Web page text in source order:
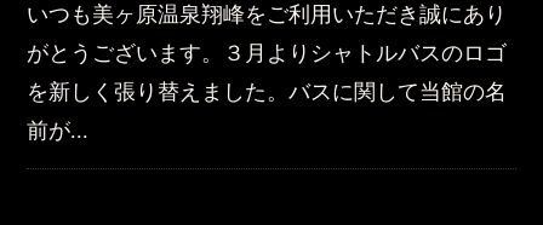
いつも美ヶ原温泉翔峰をご利用いただき誠にあり
がとうございます。３月よりシャトルバスのロゴ
を新しく張り替えました。バスに関して当館の名
前が...